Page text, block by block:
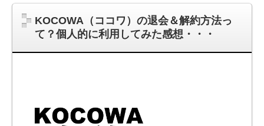
KOCOWA（ココワ）の退会＆解約方法っ
て？個人的に利用してみた感想・・・